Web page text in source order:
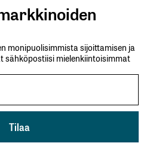
monipuolisimmista sijoittamisen ja
sähköpostiisi mielenkiintoisimmat